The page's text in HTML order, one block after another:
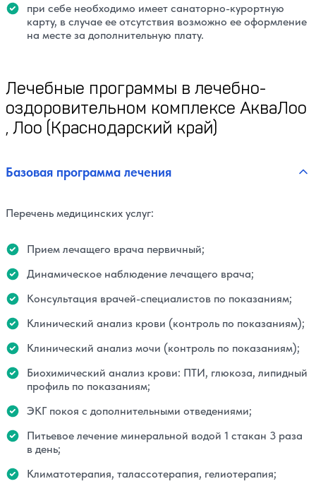
при себе необходимо имеет санаторно-курортную
карту, в случае ее отсутствия возможно ее оформление
на месте за дополнительную плату.
Лечебные программы в лечебно-
оздоровительном комплексе АкваЛоо
, Лоо (Краснодарский край)
Базовая программа лечения
Перечень медицинских услуг:
Прием лечащего врача первичный;
Динамическое наблюдение лечащего врача;
Консультация врачей-специалистов по показаниям;
Клинический анализ крови (контроль по показаниям);
Клинический анализ мочи (контроль по показаниям);
Биохимический анализ крови: ПТИ, глюкоза, липидный
профиль по показаниям;
ЭКГ покоя с дополнительными отведениями;
Питьевое лечение минеральной водой 1 стакан 3 раза
в день;
Климатотерапия, талассотерапия, гелиотерапия;